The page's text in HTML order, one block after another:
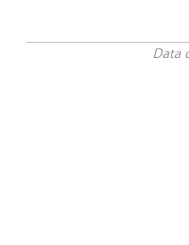
Data